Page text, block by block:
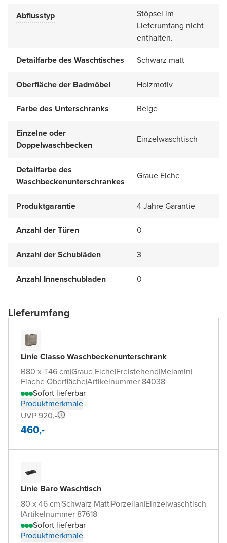
Abflusstyp
Stöpsel im
Lieferumfang nicht
enthalten.
Detailfarbe des Waschtisches
Schwarz matt
Oberfläche der Badmöbel Holzmotiv
Farbe des Unterschranks Beige
Einzelne oder
Doppelwaschbecken
Einzelwaschtisch
Detailfarbe des
Waschbeckenunterschrankes
Graue Eiche
Produktgarantie 4 Jahre Garantie
Anzahl der Türen 0
Anzahl der Schubläden 3
Anzahl Innenschubladen 0
Lieferumfang
Linie Classo Waschbeckenunterschrank
B80 x T46 cm|Graue Eiche|Freistehend|Melamin|
Flache Oberfläche|Artikelnummer 84038
Sofort lieferbar
Produktmerkmale
UVP 920,-
460,-
Linie Baro Waschtisch
80 x 46 cm|Schwarz Matt|Porzellan|Einzelwaschtisch
|Artikelnummer 87618
Sofort lieferbar
Produktmerkmale